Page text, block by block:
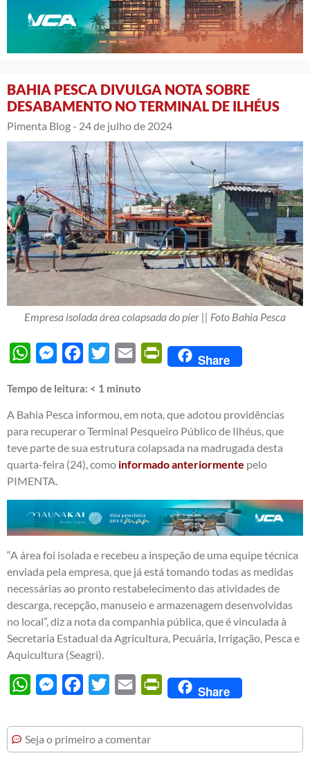
BAHIA PESCA DIVULGA NOTA SOBRE
DESABAMENTO NO TERMINAL DE ILHÉUS
Pimenta Blog - 24 de julho de 2024
Empresa isolada área colapsada do píer || Foto Bahia Pesca
WhatsAppMessengerFacebook
Twitter Email PrintFriendly
Share
Tempo de leitura: < 1 minuto
A Bahia Pesca informou, em nota, que adotou providências
para recuperar o Terminal Pesqueiro Público de Ilhéus, que
teve parte de sua estrutura colapsada na madrugada desta
quarta-feira (24), como informado anteriormente pelo
PIMENTA.
“A área foi isolada e recebeu a inspeção de uma equipe técnica
enviada pela empresa, que já está tomando todas as medidas
necessárias ao pronto restabelecimento das atividades de
descarga, recepção, manuseio e armazenagem desenvolvidas
no local”, diz a nota da companhia pública, que é vinculada à
Secretaria Estadual da Agricultura, Pecuária, Irrigação, Pesca e
Aquicultura (Seagri).
WhatsAppMessengerFacebook
Twitter Email PrintFriendly
Share
Seja o primeiro a comentar